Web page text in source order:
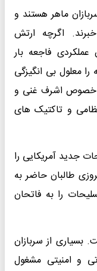
ماهر هستند و
اگرچه ارتش
عملکردی فاجعه بار
معلول بی انگیزگی
خصوص اشرف غنی و
و تاکتیک های
جدید آمریکایی را
طالبان حاضر به
را به فاتحان
بسیاری از سربازان
و امنیتی مشغول